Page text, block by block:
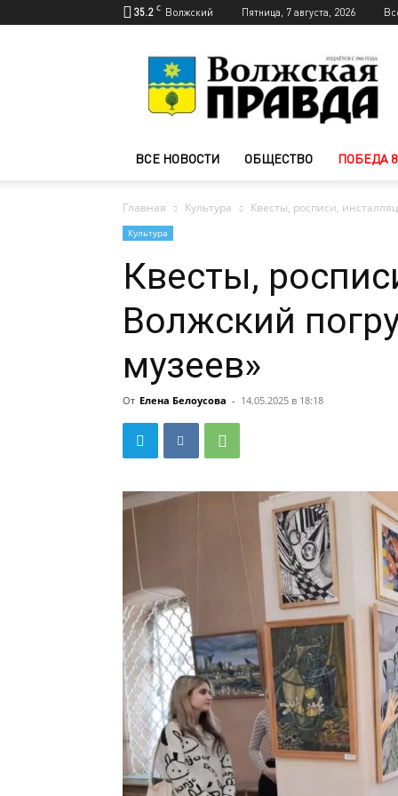
35.2 C Волжский Пятница, 7 августа, 2026
Волжского
—
Волжская
ВСЕ НОВОСТИ ОБЩЕСТВО ПОБЕДА
Главная Культура Квесты, росписи,
Культура
Квесты,
Волжский
музеев»
От Елена Белоусова - 14.05.2025 в 18:18